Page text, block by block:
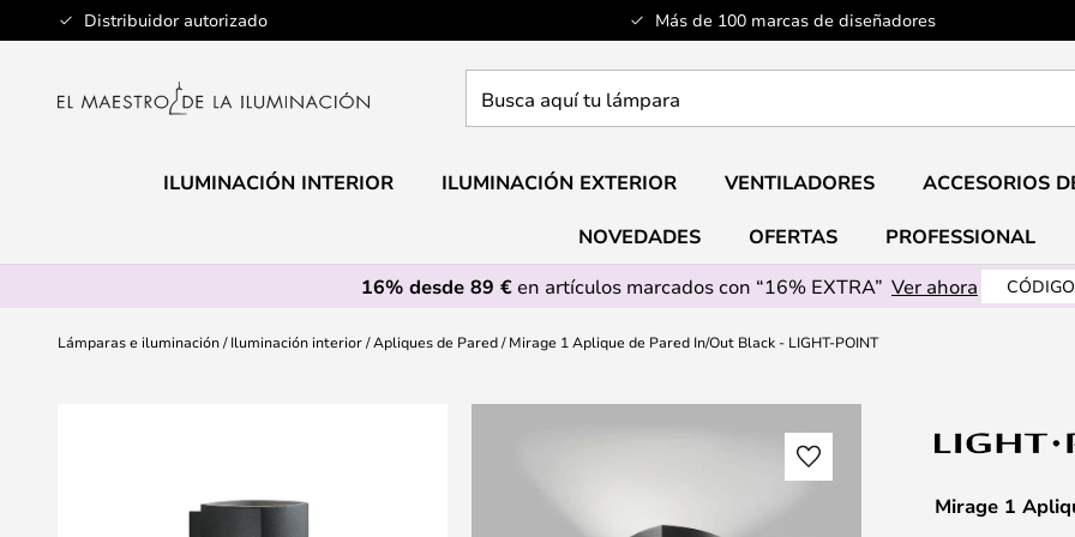
Distribuidor autorizado Más de 100 marcas de diseñadores
Ir
al
aquí
lámpara
ILUMINACIÓN INTERIOR ILUMINACIÓN EXTERIOR VENTILADORES ACCESORIOS
NOVEDADES OFERTAS
PROFESSIONAL
16% desde 89 €en artículos marcados con “16% EXTRA” Ver ahora
Lámparas e iluminación Iluminación interior Apliques de Pared Mirage 1 Aplique de Pared In/Out Black - LIGHT-POINT
Mirage 1